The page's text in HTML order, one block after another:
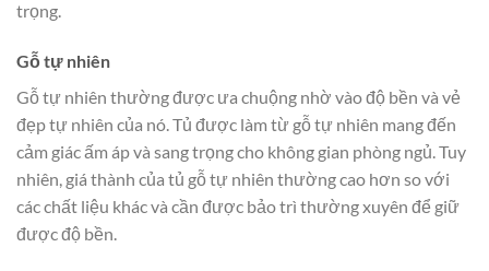
trọng.
Gỗ tự nhiên
Gỗ tự nhiên thường được ưa chuộng nhờ vào độ bền và vẻ
đẹp tự nhiên của nó. Tủ được làm từ gỗ tự nhiên mang đến
cảm giác ấm áp và sang trọng cho không gian phòng ngủ. Tuy
nhiên, giá thành của tủ gỗ tự nhiên thường cao hơn so với
các chất liệu khác và cần được bảo trì thường xuyên để giữ
được độ bền.